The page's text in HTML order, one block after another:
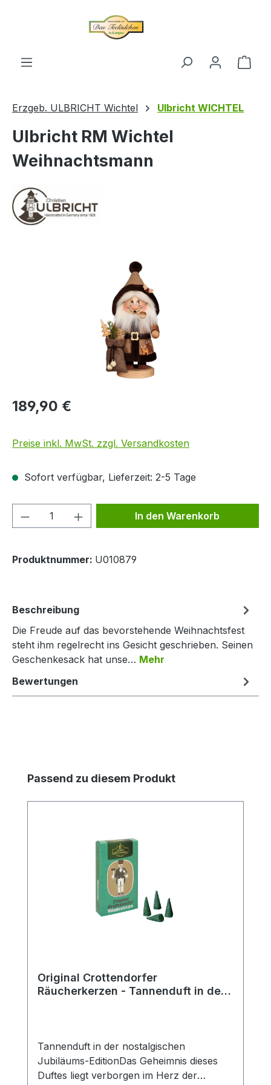
Erzgeb. ULBRICHT Wichtel Ulbricht WICHTEL
Ulbricht RM Wichtel
Weihnachtsmann
189,90 €
Preise inkl. MwSt. zzgl. Versandkosten
Sofort verfügbar, Lieferzeit: 2-5 Tage
Produkt Anzahl: Gib denIn den Warenkorb
Produktnummer: U010879
Beschreibung
Die Freude auf das bevorstehende Weihnachtsfest
steht ihm regelrecht ins Gesicht geschrieben. Seinen
Geschenkesack hat unse… Mehr
Bewertungen
Produktgalerie überspringen
Passend zu diesem Produkt
Original Crottendorfer
Räucherkerzen - Tannenduft in der
Tannenduft in der nostalgischen
Jubiläums-EditionDas Geheimnis dieses
Duftes liegt verborgen im Herz der